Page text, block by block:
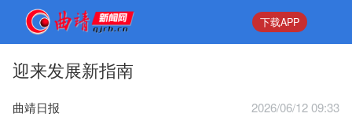
下载APP
迎来发展新指南
曲靖日报 2026/06/12 09:33